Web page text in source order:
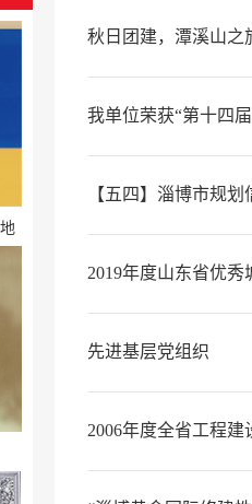
秋日团建，潭溪山
我单位荣获“第十四
【五四】淄博市规
2019年度山东省优
先进基层党组织
2006年度全省工程